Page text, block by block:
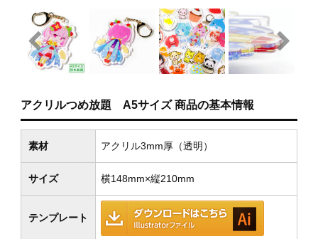
アクリルつめ放題 A5サイズ 商品の基本情報
素材 アクリル3mm厚（透明）
サイズ 横148mm×縦210mm
テンプレート